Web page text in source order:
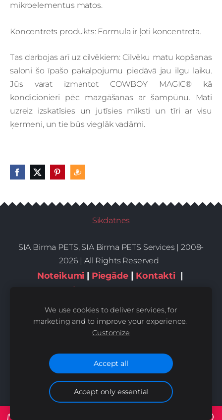
mikroelementus matos.
Koncentrēts produkts: Formula ir ļoti koncentrēta.
Tas darbojas arī uz cilvēkiem: Cilvēku matu kopšanas
saloni šo īpašo pakalpojumu piedāvā jau ilgu laiku.
Jūs varat izmantot COWBOY MAGIC® kā
kondicionieri pēc mazgāšanas ar šampūnu. Mati
uzreiz izskatīsies un jutīsies mīksti un tīri ar visu
ķermeni, un tie būs vieglāk vadāmi.
Sīkdatnes
SIA Birma PETS, SIA Birma PETS Services | 2008-
2026 | All Rights Reserved
Noteikumi | Piegāde | Kontakti|
Privātums,sīkdatnes
We use cookies to deliver services, for
marketing and to improve your experience.
Customize
Accept all
Accept only essential